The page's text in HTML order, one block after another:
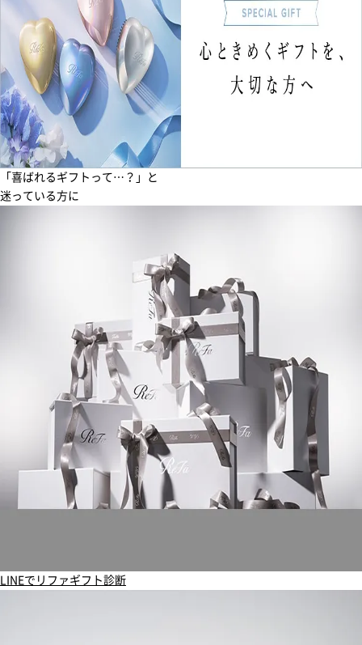
「喜ばれるギフトって…？」と
迷っている方に
LINEでリファギフト診断